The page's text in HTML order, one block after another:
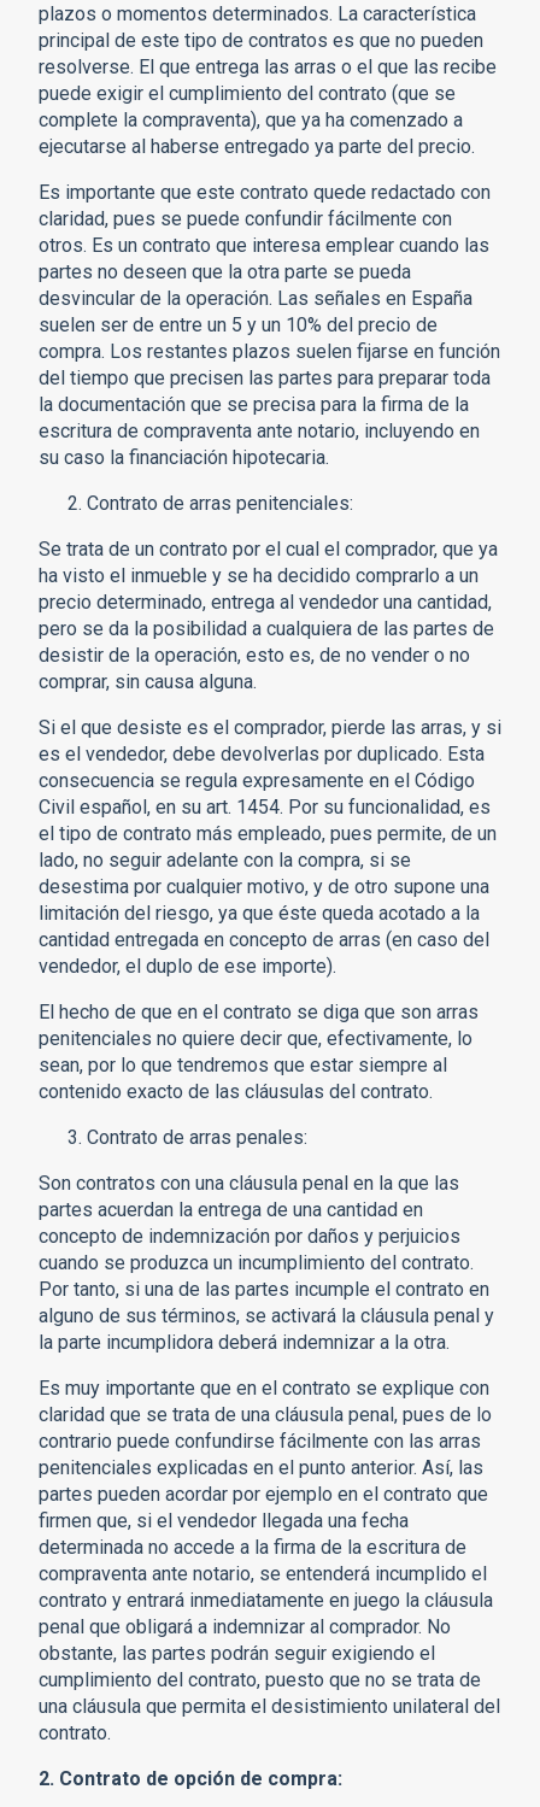
plazos o momentos determinados. La característica
principal de este tipo de contratos es que no pueden
resolverse. El que entrega las arras o el que las recibe
puede exigir el cumplimiento del contrato (que se
complete la compraventa), que ya ha comenzado a
ejecutarse al haberse entregado ya parte del precio.
Es importante que este contrato quede redactado con
claridad, pues se puede confundir fácilmente con
otros. Es un contrato que interesa emplear cuando las
partes no deseen que la otra parte se pueda
desvincular de la operación. Las señales en España
suelen ser de entre un 5 y un 10% del precio de
compra. Los restantes plazos suelen fijarse en función
del tiempo que precisen las partes para preparar toda
la documentación que se precisa para la firma de la
escritura de compraventa ante notario, incluyendo en
su caso la financiación hipotecaria.
Contrato de arras penitenciales:
Se trata de un contrato por el cual el comprador, que ya
ha visto el inmueble y se ha decidido comprarlo a un
precio determinado, entrega al vendedor una cantidad,
pero se da la posibilidad a cualquiera de las partes de
desistir de la operación, esto es, de no vender o no
comprar, sin causa alguna.
Si el que desiste es el comprador, pierde las arras, y si
es el vendedor, debe devolverlas por duplicado. Esta
consecuencia se regula expresamente en el Código
Civil español, en su art. 1454. Por su funcionalidad, es
el tipo de contrato más empleado, pues permite, de un
lado, no seguir adelante con la compra, si se
desestima por cualquier motivo, y de otro supone una
limitación del riesgo, ya que éste queda acotado a la
cantidad entregada en concepto de arras (en caso del
vendedor, el duplo de ese importe).
El hecho de que en el contrato se diga que son arras
penitenciales no quiere decir que, efectivamente, lo
sean, por lo que tendremos que estar siempre al
contenido exacto de las cláusulas del contrato.
Contrato de arras penales:
Son contratos con una cláusula penal en la que las
partes acuerdan la entrega de una cantidad en
concepto de indemnización por daños y perjuicios
cuando se produzca un incumplimiento del contrato.
Por tanto, si una de las partes incumple el contrato en
alguno de sus términos, se activará la cláusula penal y
la parte incumplidora deberá indemnizar a la otra.
Es muy importante que en el contrato se explique con
claridad que se trata de una cláusula penal, pues de lo
contrario puede confundirse fácilmente con las arras
penitenciales explicadas en el punto anterior. Así, las
partes pueden acordar por ejemplo en el contrato que
firmen que, si el vendedor llegada una fecha
determinada no accede a la firma de la escritura de
compraventa ante notario, se entenderá incumplido el
contrato y entrará inmediatamente en juego la cláusula
penal que obligará a indemnizar al comprador. No
obstante, las partes podrán seguir exigiendo el
cumplimiento del contrato, puesto que no se trata de
una cláusula que permita el desistimiento unilateral del
contrato.
2. Contrato de opción de compra: